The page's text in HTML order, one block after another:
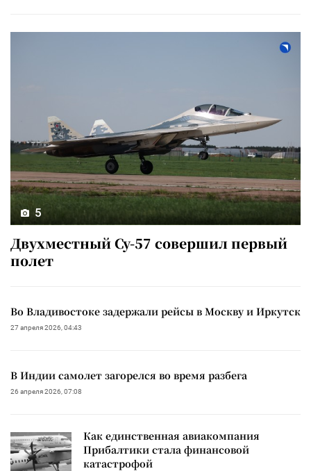
5
Двухместный Су-57 совершил первый
полет
Во Владивостоке задержали рейсы в Москву и Иркутск
27 апреля 2026, 04:43
В Индии самолет загорелся во время разбега
26 апреля 2026, 07:08
Как единственная авиакомпания
Прибалтики стала финансовой
катастрофой